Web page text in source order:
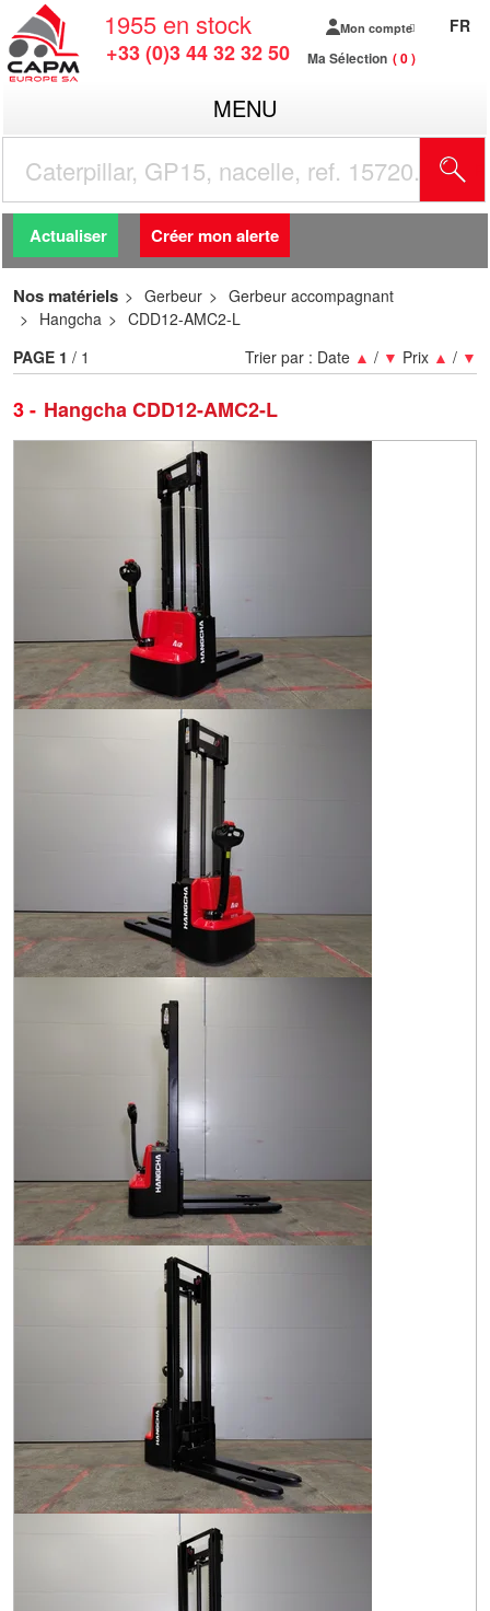
1955 en stock
+33 (0)3 44 32 32 50
Mon compte
Ma Sélection 0
FR
MENU
Actualiser Créer mon alerte
Nos matériels Gerbeur
Gerbeur accompagnant
Hangcha
CDD12-AMC2-L
3 Hangcha CDD12-AMC2-L
Trier par : Date ▲ / ▼ Prix ▲ / ▼
PAGE 1 / 1